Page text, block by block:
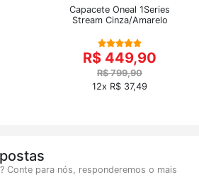
Capacete Oneal 1Series
Stream Cinza/Amarelo
R$ 449,90
R$ 799,90
12x R$ 37,49
Conte para nós, responderemos o mais